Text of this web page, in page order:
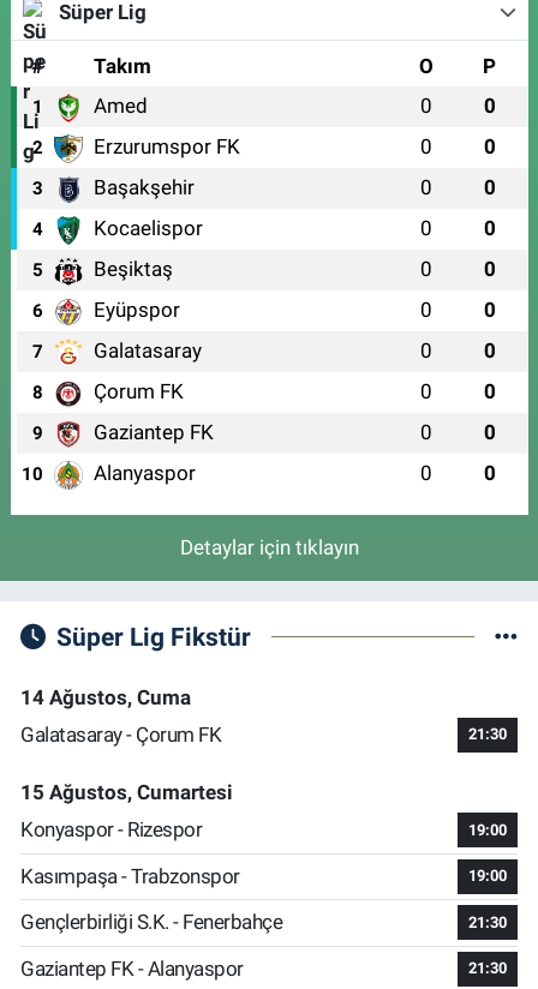
Süper Lig
# Takım O P
1 Amed 0 0
2 Erzurumspor FK 0 0
3 Başakşehir 0 0
4 Kocaelispor 0 0
5 Beşiktaş 0 0
6 Eyüpspor 0 0
7 Galatasaray 0 0
8 Çorum FK 0 0
9 Gaziantep FK 0 0
10 Alanyaspor 0 0
Detaylar için tıklayın
Süper Lig Fikstür
14 Ağustos, Cuma
Galatasaray - Çorum FK
21:30
15 Ağustos, Cumartesi
Konyaspor - Rizespor
19:00
Kasımpaşa - Trabzonspor 19:00
Gençlerbirliği S.K. - Fenerbahçe 21:30
Gaziantep FK - Alanyaspor 21:30